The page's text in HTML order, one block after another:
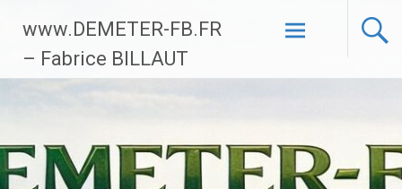
contenu
principal
www.DEMETER-FB.FR
– Fabrice BILLAUT